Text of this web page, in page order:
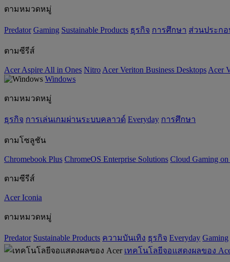
ตามหมวดหมู่
Predator Gaming ‌Sustainable Products ธุรกิจ การศึกษา ส่วนประกอ
ตามซีรีส์
Acer Aspire All in Ones Nitro Acer Veriton Business Desktops Acer
Windows
ตามหมวดหมู่
ธุรกิจ การเล่นเกมผ่านระบบคลาวด์ Everyday การศึกษา
ตามโซลูชัน
Chromebook Plus ChromeOS Enterprise Solutions Cloud Gaming
ตามซีรีส์
Acer Iconia
ตามหมวดหมู่
Predator ‌Sustainable Products ความบันเทิง ธุรกิจ Everyday Gaming
เทคโนโลยีจอแสดงผลของ